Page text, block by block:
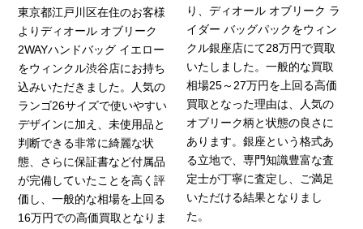
東京都江戸川区在住のお客様
よりディオール オブリーク
2WAYハンドバッグ イエロー
をウィンクル渋谷店にお持ち
込みいただきました。人気の
ランゴ26サイズで使いやすい
デザインに加え、未使用品と
判断できる非常に綺麗な状
態、さらに保証書など付属品
が完備していたことを高く評
価し、一般的な相場を上回る
16万円での高価買取となりま
り、ディオール オブリーク ラ
イダー バッグパックをウィン
クル銀座店にて28万円で買取
いたしました。一般的な買取
相場25～27万円を上回る高価
買取となった理由は、人気の
オブリーク柄と状態の良さに
あります。銀座という格式あ
る立地で、専門知識豊富な査
定士が丁寧に査定し、ご満足
いただける結果となりまし
た。